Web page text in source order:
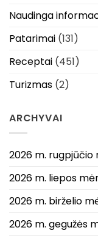
Naudinga
Patarimai (131)
Receptai (451)
Turizmas (2)
ARCHYVAI
2026 m. rugpjūčio
2026 m. liepos
2026 m. birželio
2026 m. gegužės